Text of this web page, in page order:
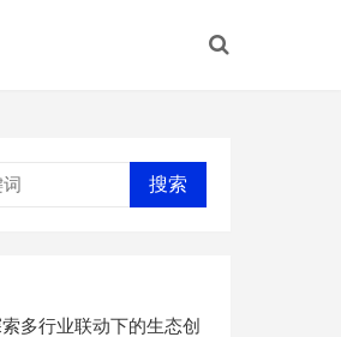
搜索
多行业联动下的生态创